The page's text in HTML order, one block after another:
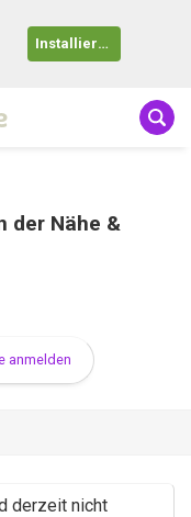
Installieren
der Nähe &
anmelden
derzeit nicht